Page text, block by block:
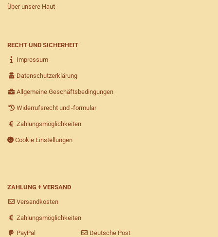
Über unsere Haut
RECHT UND SICHERHEIT
Impressum
Datenschutzerklärung
Allgemeine Geschäftsbedingungen
Widerrufsrecht und -formular
Zahlungsmöglichkeiten
Cookie Einstellungen
ZAHLUNG + VERSAND
Versandkosten
Zahlungsmöglichkeiten
PayPal Deutsche Post